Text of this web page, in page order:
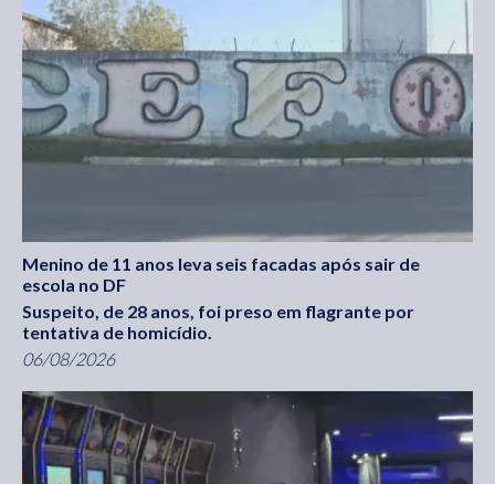
Menino de 11 anos leva seis facadas após sair de
escola no DF
Suspeito, de 28 anos, foi preso em flagrante por
tentativa de homicídio.
06/08/2026